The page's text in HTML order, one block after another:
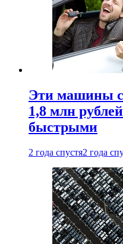
Эти машины
1,8 млн
быстрыми
2 года спустя2 года